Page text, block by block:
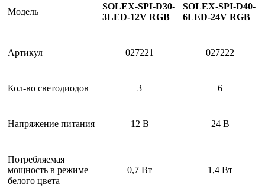
Модель
SOLEX-SPI-D30-
3LED-12V RGB
SOLEX-SPI-D40-
6LED-24V RGB
Артикул 027221 027222
Кол-во светодиодов 3 6
Напряжение питания 12 В 24 В
Потребляемая
мощность в режиме
белого цвета
0,7 Вт 1,4 Вт